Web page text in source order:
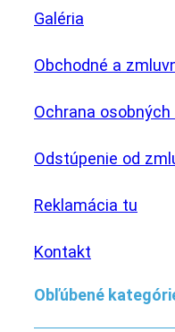
Galéria
Obchodné a
Ochrana osobných
Odstúpenie od
Reklamácia tu
Kontakt
Obľúbené